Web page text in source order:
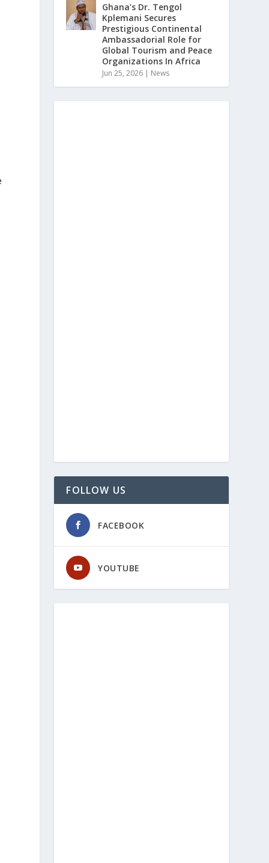
Ghana’s Dr. Tengol
Kplemani Secures
Prestigious Continental
Ambassadorial Role for
Global Tourism and Peace
Organizations In Africa
Jun 25, 2026 | News
FOLLOW US
FACEBOOK
YOUTUBE